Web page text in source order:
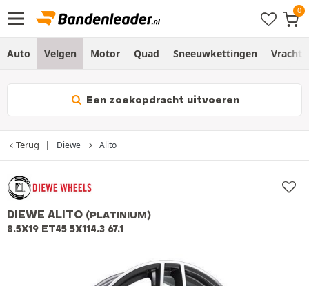
Auto Velgen Motor Quad Sneeuwkettingen
Een zoekopdracht uitvoeren
Terug Diewe Alito
DIEWE ALITO (PLATINIUM)
8.5X19 ET45 5X114.3 67.1